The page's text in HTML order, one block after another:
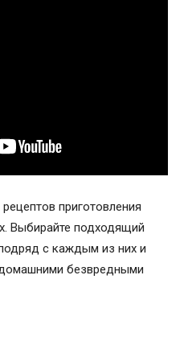
приготовления
Выбирайте подходящий
с каждым из них и
безвредными